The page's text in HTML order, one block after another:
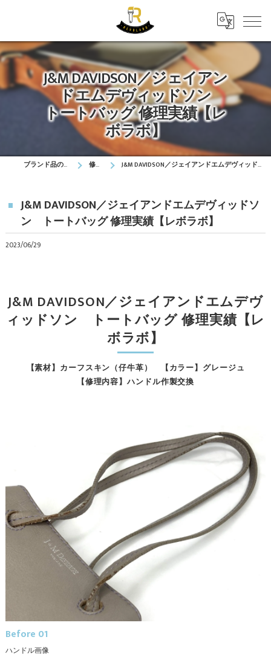
J&M DAVIDSON／ジェイアン
ドエムデヴィッドソン
トートバッグ 修理実績【レ
ボラボ】
ブランド品の修理はレボラボ 修理実績 J&M DAVIDSON／ジェイアンドエムデヴィッドソン トートバッグ 修理実績【レボラボ】
J&M DAVIDSON／ジェイアンドエムデヴィッドソ
ン トートバッグ 修理実績【レボラボ】
2023/06/29
【素材】カーフスキン（仔牛革） 【カラー】グレージュ
【修理内容】ハンドル作製交換
J&M DAVIDSON／ジェイアンドエムデヴ
ィッドソン トートバッグ 修理実績【レ
ボラボ】
Before 01
ハンドル画像